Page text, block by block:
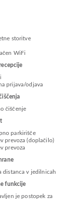
storitve
WiFi
prijava/odjava
čiščenje
parkirišče
prevoza (doplačilo)
prevoza
distanca v jedilnicah
funkcije
je postopek za